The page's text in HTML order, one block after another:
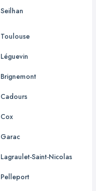
Seilhan
Toulouse
Léguevin
Brignemont
Cadours
Cox
Garac
Lagraulet-Saint-Nicolas
Pelleport